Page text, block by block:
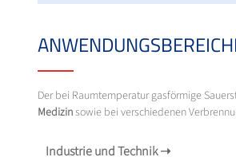
Der bei Raumtemperatur gasförmige
Medizinsowie bei verschiedenen
Industrie und Technik➝